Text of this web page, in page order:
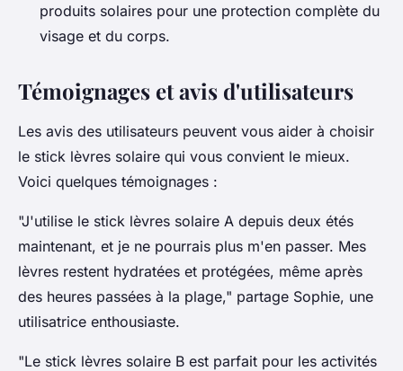
produits solaires pour une protection complète du
visage et du corps.
Témoignages et avis d'utilisateurs
Les avis des utilisateurs peuvent vous aider à choisir
le stick lèvres solaire qui vous convient le mieux.
Voici quelques témoignages :
"J'utilise le stick lèvres solaire A depuis deux étés
maintenant, et je ne pourrais plus m'en passer. Mes
lèvres restent hydratées et protégées, même après
des heures passées à la plage," partage Sophie, une
utilisatrice enthousiaste.
"Le stick lèvres solaire B est parfait pour les activités